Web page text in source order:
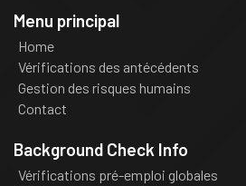
Menu principal
Home
Vérifications des antécédents
Gestion des risques humains
Contact
Background Check Info
Vérifications pré-emploi globales